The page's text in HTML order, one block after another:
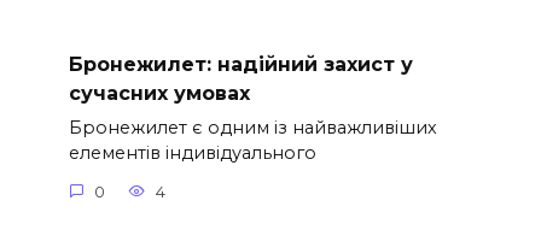
Бронежилет: надійний захист у
сучасних умовах
Бронежилет є одним із найважливіших
елементів індивідуального
0 4